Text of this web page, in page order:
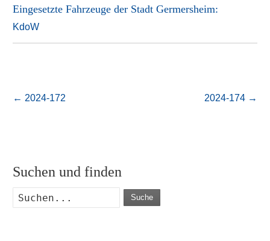
Eingesetzte Fahrzeuge der Stadt Germersheim:
KdoW
← 2024-172 2024-174 →
Suchen und finden
Suche